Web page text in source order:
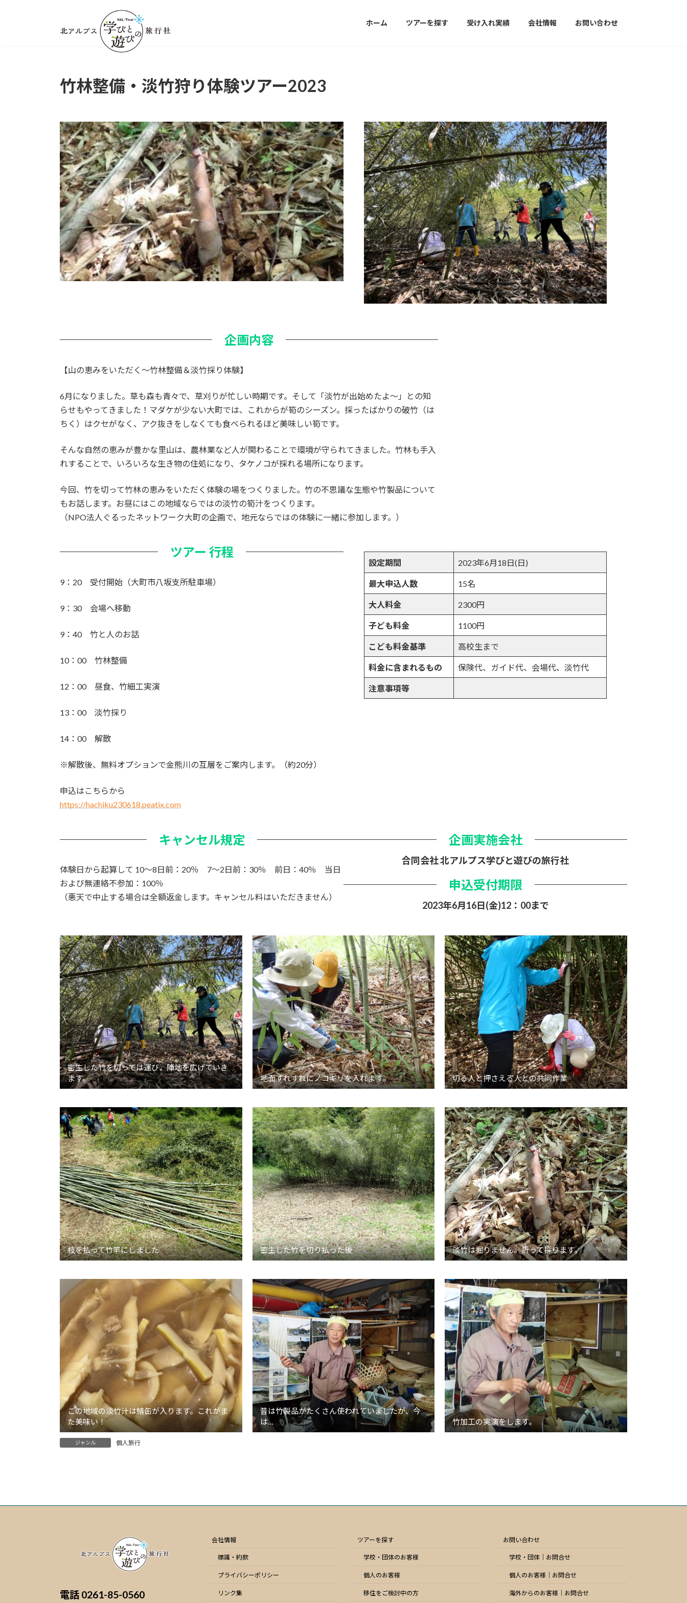
ホーム ツアーを探す 受け入れ実績 会社情報 お問い合わせ
竹林整備・淡竹狩り体験ツアー2023
企画内容
【山の恵みをいただく～竹林整備＆淡竹採り体験】
6月になりました。草も森も青々で、草刈りが忙しい時期です。そして「淡竹が出始めたよ～」との知
らせもやってきました！マダケが少ない大町では、これからが筍のシーズン。採ったばかりの破竹（は
ちく）はクセがなく、アク抜きをしなくても食べられるほど美味しい筍です。
そんな自然の恵みが豊かな里山は、農林業など人が関わることで環境が守られてきました。竹林も手入
れすることで、いろいろな生き物の住処になり、タケノコが採れる場所になります。
今回、竹を切って竹林の恵みをいただく体験の場をつくりました。竹の不思議な生態や竹製品について
もお話します。お昼にはこの地域ならではの淡竹の筍汁をつくります。
（NPO法人ぐるったネットワーク大町の企画で、地元ならではの体験に一緒に参加します。）
ツアー 行程
9：20 受付開始（大町市八坂支所駐車場）
9：30 会場へ移動
9：40 竹と人のお話
10：00 竹林整備
12：00 昼食、竹細工実演
13：00 淡竹採り
14：00 解散
※解散後、無料オプションで金熊川の互層をご案内します。（約20分）
申込はこちらから
https://hachiku230618.peatix.com
設定期間 2023年6月18日(日)
最大申込人数 15名
大人料金 2300円
子ども料金 1100円
こども料金基準 高校生まで
料金に含まれるもの 保険代、ガイド代、会場代、淡竹代
注意事項等
キャンセル規定
体験日から起算して 10～8日前：20％ 7～2日前：30％ 前日：40％ 当日
および無連絡不参加：100％
（悪天で中止する場合は全額返金します。キャンセル料はいただきません）
企画実施会社
合同会社 北アルプス学びと遊びの旅行社
申込受付期限
2023年6月16日(金)12：00まで
密生した竹を切っては運び、陣地を広げていき
ます。
地面すれすれにノコギリを入れます。 切る人と押さえる人との共同作業
枝を払って竹竿にしました 密生した竹を切り払った後 淡竹は掘りません。折って採ります。
この地域の淡竹汁は鯖缶が入ります。これがま
た美味い！
昔は竹製品がたくさん使われていましたが、今
は…
竹加工の実演をします。
ジャンル 個人旅行
電話 0261-85-0560
会社情報
標識・約款
プライバシーポリシー
リンク集
ツアーを探す
学校・団体のお客様
個人のお客様
移住をご検討中の方
お問い合わせ
学校・団体｜お問合せ
個人のお客様｜お問合せ
海外からのお客様｜お問合せ